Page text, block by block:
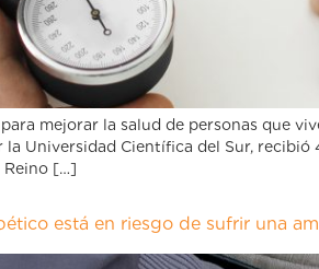
mejorar la salud de personas que
Universidad Científica del Sur,
Reino […]
está en riesgo de sufrir una